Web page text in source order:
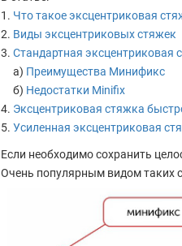
Что такое эксцентриковая
Виды эксцентриковых стяжек
Стандартная
а) Преимущества Минификс
б) Недостатки Minifix
Эксцентриковая стяжка
Усиленная эксцентриковая
Если необходимо сохранить
Очень популярным видом таких